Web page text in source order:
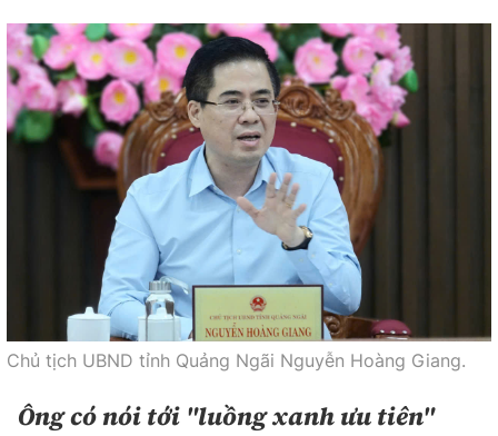
Chủ tịch UBND tỉnh Quảng Ngãi Nguyễn Hoàng Giang.
Ôngcó nói tới "luồng xanh ưu tiên"